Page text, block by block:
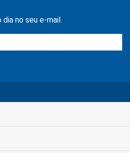
no seu e-mail.